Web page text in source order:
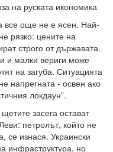
на руската икономика
все още не е ясен. Най-
рязко: цените на
строго от държавата.
и малки вериги може
на загуба. Ситуацията
напрегната - освен ако
локдаун”.
засега остават
петролът, който не
се изнася. Украински
инфраструктура, но